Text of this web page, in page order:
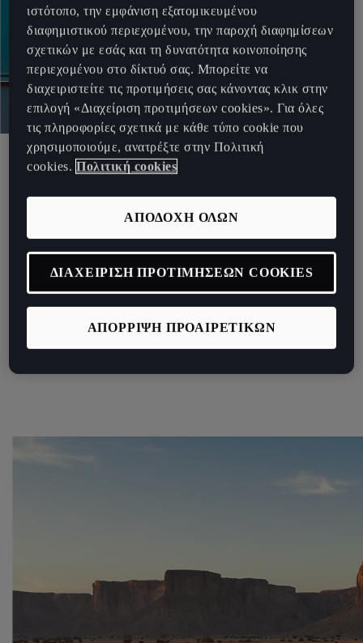
Παγκόσμια πρεμιέρα
CUPRA URBANREBEL
Η CUPRA ξεπερνά τα όρια με την ριζοσπαστική
αντίληψη που υιοθετεί για ένα υψηλών επιδόσεων
ιστότοπο, την εμφάνιση εξατομικευμένου
διαφημιστικού περιεχομένου, την παροχή διαφημίσεων
σχετικών με εσάς και τη δυνατότητα κοινοποίησης
περιεχομένου στο δίκτυό σας. Μπορείτε να
διαχειριστείτε τις προτιμήσεις σας κάνοντας κλικ στην
επιλογή «Διαχείριση προτιμήσεων cookies». Για όλες
τις πληροφορίες σχετικά με κάθε τύπο cookie που
χρησιμοποιούμε, ανατρέξτε στην Πολιτική
cookies. Πολιτική cookies
ΑΠΟΡΡΙΨΗ ΠΡΟΑΙΡΕΤΙΚΩΝ
ΑΠΟΔΟΧΗ ΟΛΩΝ
ΔΙΑΧΕΙΡΙΣΗ ΠΡΟΤΙΜΗΣΕΩΝ COOKIES